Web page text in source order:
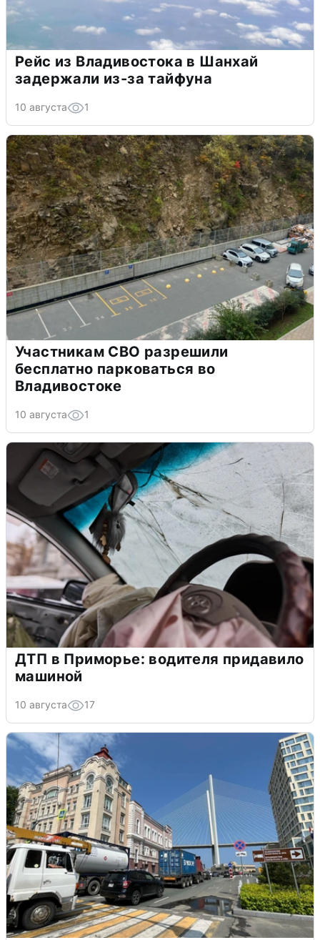
Рейс из Владивостока в Шанхай
задержали из-за тайфуна
10 августа 1
Участникам СВО разрешили
бесплатно парковаться во
Владивостоке
10 августа 1
ДТП в Приморье: водителя придавило
машиной
10 августа 17